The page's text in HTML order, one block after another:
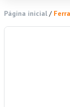
Página inicial /